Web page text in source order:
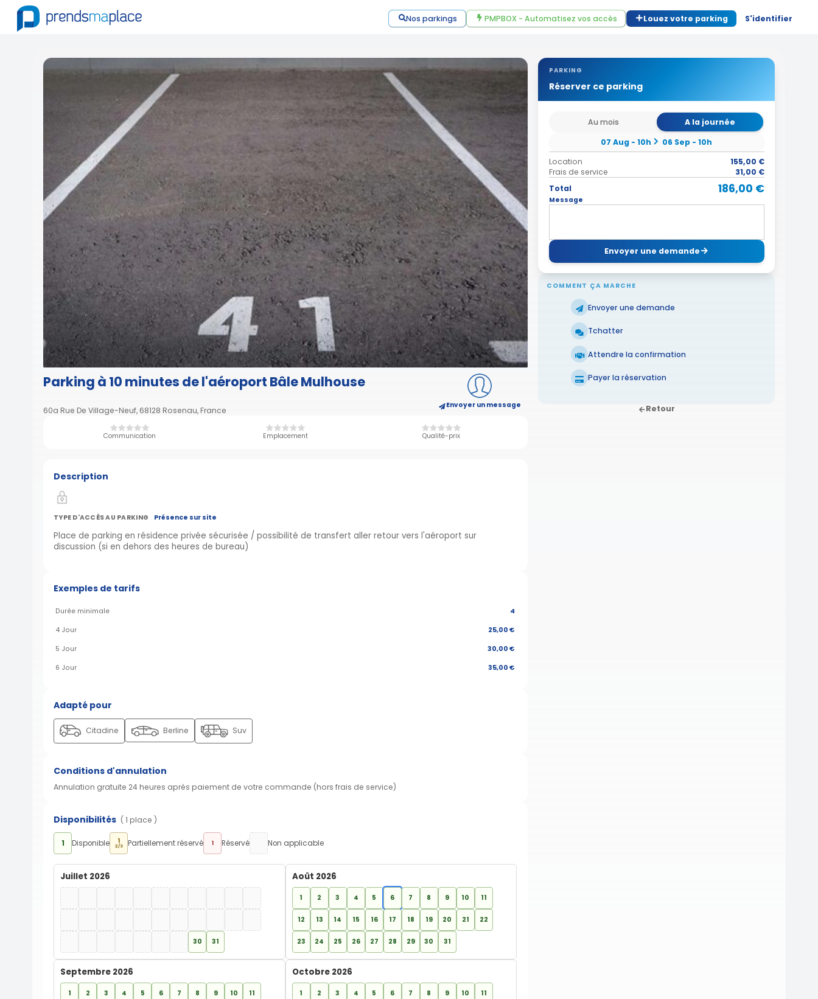
Nos parkings PMPBOX - Automatisez vos accès Louez votre parking S'identifier
Parking à 10 minutes de l'aéroport Bâle Mulhouse
60a Rue De Village-Neuf, 68128 Rosenau, France Envoyer un message
Communication Emplacement Qualité-prix
PARKING
Réserver ce parking
Au mois
A la journée
07 Aug - 10h
06 Sep - 10h
Location
155,00 €
Frais de service
31,00 €
Total
186,00 €
Message
Envoyer une demande
COMMENT ÇA MARCHE
Envoyer une demande
Tchatter
Attendre la confirmation
Payer la réservation
Retour
Description
TYPE D'ACCÈS AU PARKING Présence sur site
Place de parking en résidence privée sécurisée / possibilité de transfert aller retour vers l'aéroport sur
discussion (si en dehors des heures de bureau)
Exemples de tarifs
Durée minimale 4
4 Jour 25,00 €
5 Jour 30,00 €
6 Jour 35,00 €
Adapté pour
Citadine Berline Suv
Conditions d'annulation
Annulation gratuite 24 heures après paiement de votre commande (hors frais de service)
Disponibilités ( 1 place )
1 Disponible 1
2/3 Partiellement réservé 1 Réservé Non applicable
Juillet 2026
30 31
Août 2026
1 2 3 4 5 6 7 8 9 10 11
12 13 14 15 16 17 18 19 20 21 22
23 24 25 26 27 28 29 30 31
Septembre 2026
1 2 3 4 5 6 7 8 9 10 11
Octobre 2026
1 2 3 4 5 6 7 8 9 10 11